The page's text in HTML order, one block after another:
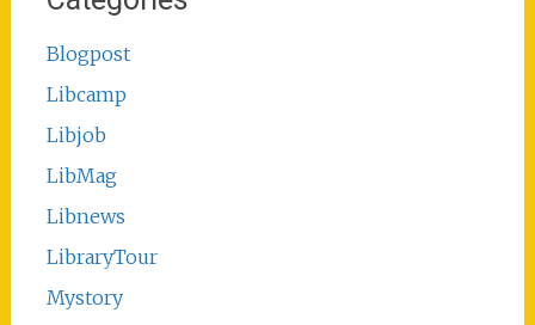
Blogpost
Libcamp
Libjob
LibMag
Libnews
LibraryTour
Mystory